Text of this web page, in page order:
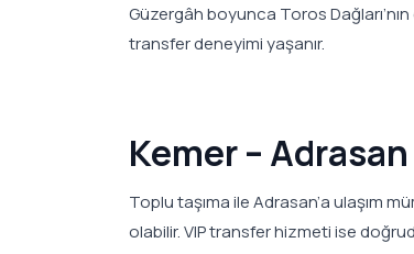
Güzergâh boyunca Toros
transfer deneyimi yaşanır.
Kemer –
Toplu taşıma ile Adrasan’a ulaşım
olabilir. VIP transfer hizmeti ise